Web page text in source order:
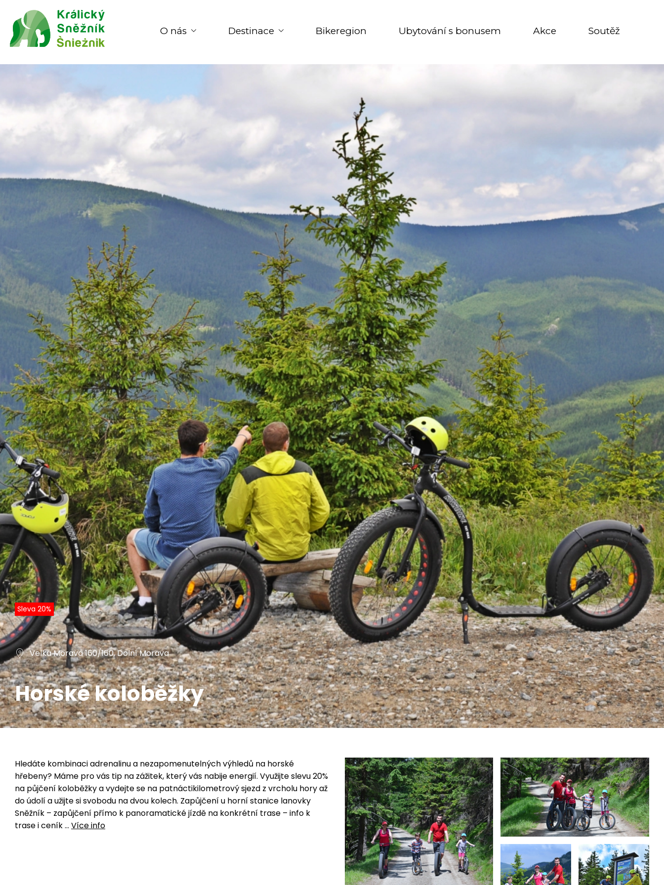
O nás Destinace Bikeregion Ubytování s bonusem Akce Soutěž
Sleva 20%
Velká Morava 160/160, Dolní Morava
Horské koloběžky
Hledáte kombinaci adrenalinu a nezapomenutelných výhledů na horské
hřebeny? Máme pro vás tip na zážitek, který vás nabije energií. Využijte slevu 20%
na půjčení koloběžky a vydejte se na patnáctikilometrový sjezd z vrcholu hory až
do údolí a užijte si svobodu na dvou kolech. Zapůjčení u horní stanice lanovky
Sněžník – zapůjčení přímo k panoramatické jízdě na konkrétní trase – info k
trase i ceník... Více info